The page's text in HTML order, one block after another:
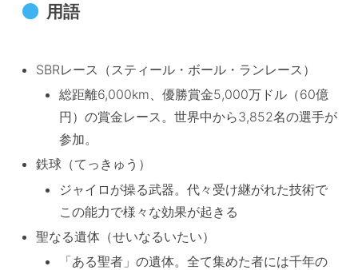
用語
SBRレース（スティール・ボール・ランレース）
総距離6,000km、優勝賞金5,000万ドル（60億
円）の賞金レース。世界中から3,852名の選手が
参加。
鉄球（てっきゅう）
ジャイロが操る武器。代々受け継がれた技術で
この能力で様々な効果が起きる
聖なる遺体（せいなるいたい）
「ある聖者」の遺体。全て集めた者には千年の